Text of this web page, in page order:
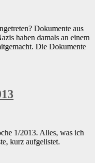
Dokumente aus
haben damals an einem
Die Dokumente
1/2013. Alles, was ich
kurz aufgelistet.